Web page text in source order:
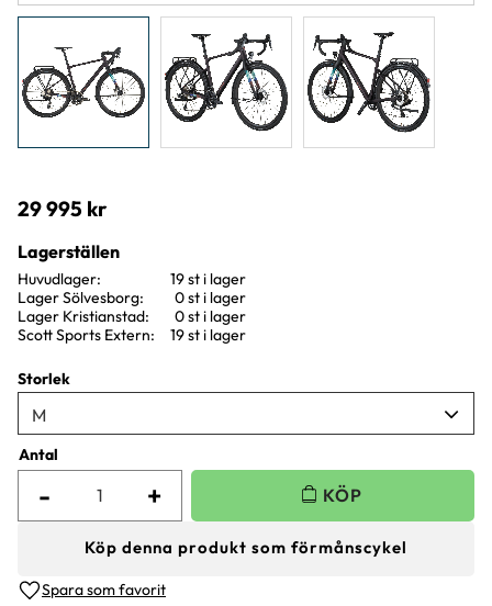
29 995 kr
Storlek
Antal
+
-
Köp denna produkt som förmånscykel
Lagerställen
Huvudlager
19 st i lager
Lager Sölvesborg
0 st i lager
Lager Kristianstad
0 st i lager
Scott Sports Extern
19 st i lager